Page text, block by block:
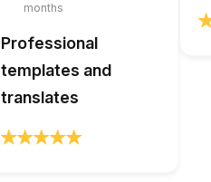
months
Professional
templates and
translates